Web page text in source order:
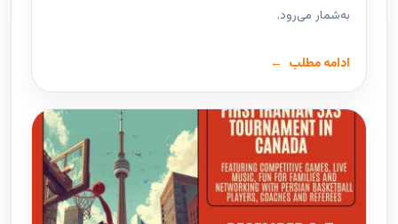
به‌شمار می‌رود.
ادامه مطلب